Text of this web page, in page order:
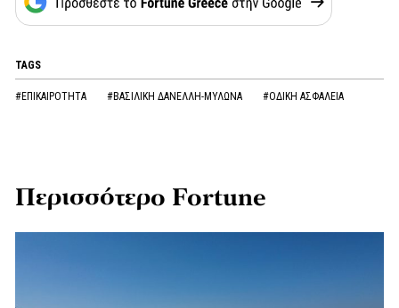
TAGS
#ΕΠΙΚΑΙΡΟΤΗΤΑ #ΒΑΣΙΛΙΚΗ ΔΑΝΕΛΛΗ-ΜΥΛΩΝΑ #ΟΔΙΚΗ ΑΣΦΑΛΕΙΑ
Περισσότερο Fortune